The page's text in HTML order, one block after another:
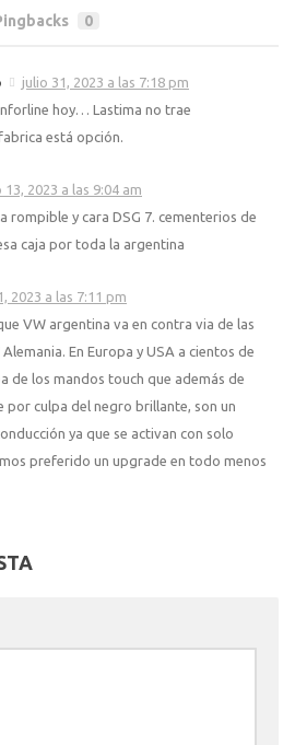
0
julio 31, 2023 a las 7:18 pm
hoy… Lastima no trae
está opción.
13, 2023 a las 9:04 am
rompible y cara DSG 7. cementerios de
caja por toda la argentina
2023 a las 7:11 pm
VW argentina va en contra via de las
En Europa y USA a cientos de
de los mandos touch que además de
por culpa del negro brillante, son un
ya que se activan con solo
preferido un upgrade en todo menos